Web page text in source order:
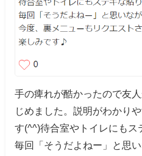
手の痺れが酷かったので友
じめました。説明がわかり
す(^^)待合室やトイレにもス
毎回「そうだよねー」と思